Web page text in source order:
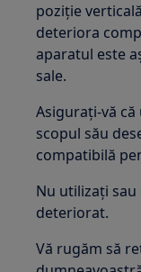
poziție
deteriora
aparatul este
sale.
Asigurați-vă
scopul său
compatibilă
Nu utilizați
deteriorat.
Vă rugăm să